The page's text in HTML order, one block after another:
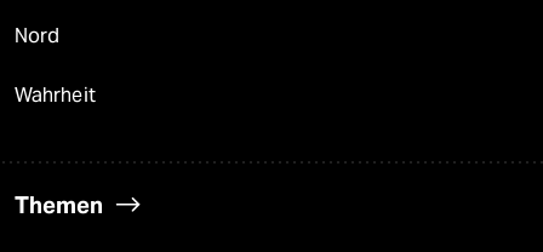
Nord
Wahrheit
Themen